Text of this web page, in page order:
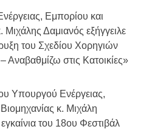
Εμπορίου και
Μιχάλης Δαμιανός εξήγγειλε
του Σχεδίου Χορηγιών
Αναβαθμίζω στις Κατοικίες»
Υπουργού Ενέργειας,
κ. Μιχάλη
του 18ου Φεστιβάλ